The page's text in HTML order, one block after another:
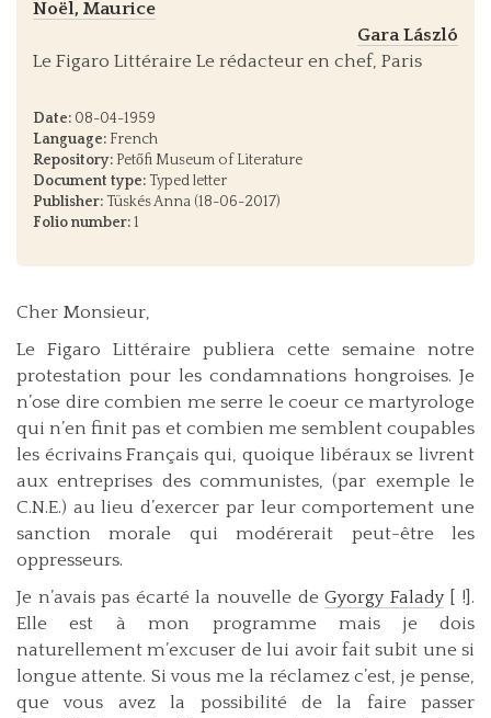
Noël, Maurice
Gara László
Le Figaro Littéraire Le rédacteur en chef, Paris
Date: 08-04-1959
Language: French
Repository: Petőfi Museum of Literature
Document type: Typed letter
Publisher: Tüskés Anna (18-06-2017)
Folio number:1
Cher Monsieur,
Le Figaro Littéraire publiera cette semaine notre
protestation pour les condamnations hongroises. Je
n’ose dire combien me serre le coeur ce martyrologe
qui n’en finit pas et combien me semblent coupables
les écrivains Français qui, quoique libéraux se livrent
aux entreprises des communistes, (par exemple le
C.N.E.) au lieu d’exercer par leur comportement une
sanction morale qui modérerait peut-être les
oppresseurs.
Je n’avais pas écarté la nouvelle deGyorgy Falady[ !].
Elle est à mon programme mais je dois
naturellement m’excuser de lui avoir fait subit une si
longue attente. Si vous me la réclamez c’est, je pense,
que vous avez la possibilité de la faire passer